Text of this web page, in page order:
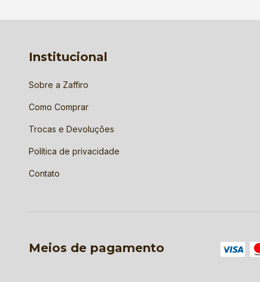
Institucional
Sobre a Zaffiro
Como Comprar
Trocas e Devoluções
Política de privacidade
Contato
Meios de pagamento